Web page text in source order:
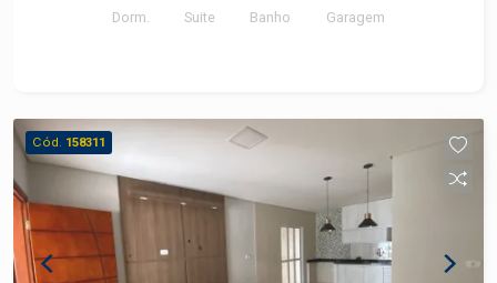
Dorm. Suite Banho Garagem
Cód. 158311